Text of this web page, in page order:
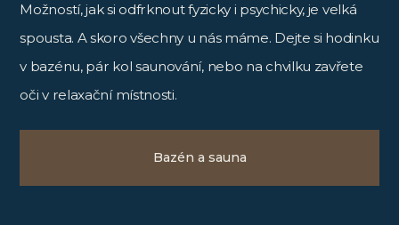
Možností, jak si odfrknout fyzicky i psychicky, je velká
spousta. A skoro všechny u nás máme. Dejte si hodinku
v bazénu, pár kol saunování, nebo na chvilku zavřete
oči v relaxační místnosti.
Bazén a sauna